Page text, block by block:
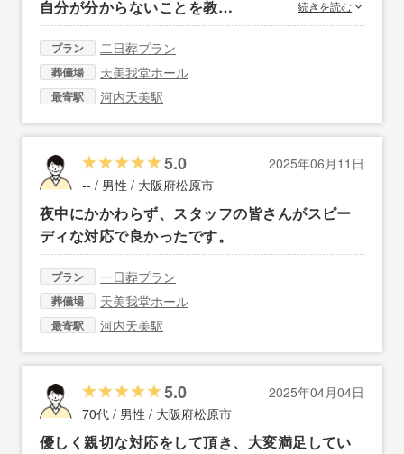
自分が分からないことを教…
続きを読む
プラン 二日葬プラン
葬儀場 天美我堂ホール
最寄駅 河内天美駅
5.0
2025年06月11日
-- / 男性 / 大阪府松原市
夜中にかかわらず、スタッフの皆さんがスピー
ディな対応で良かったです。
プラン 一日葬プラン
葬儀場 天美我堂ホール
最寄駅 河内天美駅
5.0
2025年04月04日
70代 / 男性 / 大阪府松原市
優しく親切な対応をして頂き、大変満足してい